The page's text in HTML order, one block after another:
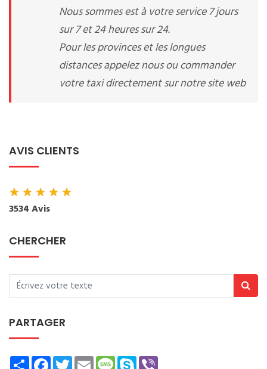
Nous sommes est à votre service 7 jours
sur 7 et 24 heures sur 24.
Pour les provinces et les longues
distances appelez nous ou commander
votre taxi directement sur notre site web
AVIS CLIENTS
★★★★★
3534 Avis
CHERCHER
PARTAGER
ShareFacebookTwitterEmailMessage
Skype